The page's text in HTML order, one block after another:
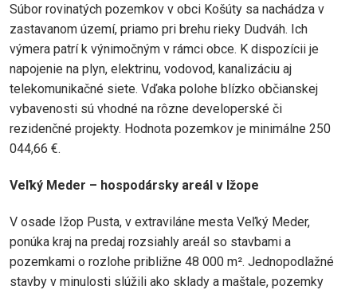
Súbor rovinatých pozemkov v obci Košúty sa nachádza v
zastavanom území, priamo pri brehu rieky Dudváh. Ich
výmera patrí k výnimočným v rámci obce. K dispozícii je
napojenie na plyn, elektrinu, vodovod, kanalizáciu aj
telekomunikačné siete. Vďaka polohe blízko občianskej
vybavenosti sú vhodné na rôzne developerské či
rezidenčné projekty. Hodnota pozemkov je minimálne 250
044,66 €.
Veľký Meder – hospodársky areál v Ižope
V osade Ižop Pusta, v extraviláne mesta Veľký Meder,
ponúka kraj na predaj rozsiahly areál so stavbami a
pozemkami o rozlohe približne 48 000 m². Jednopodlažné
stavby v minulosti slúžili ako sklady a maštale, pozemky